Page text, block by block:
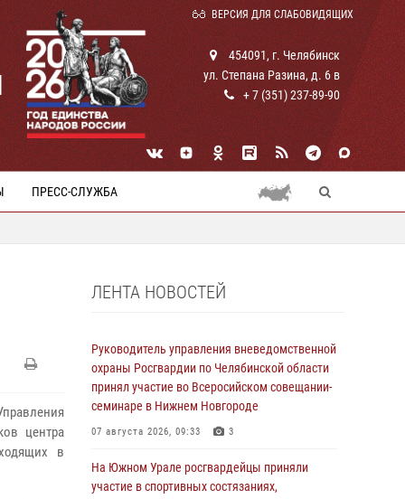
ВЕРСИЯ ДЛЯ СЛАБОВИДЯЩИХ
454091, г. Челябинск
ул. Степана Разина, д. 6 в
+ 7 (351) 237-89-90
ПРЕСС-СЛУЖБА
центра
в
ЛЕНТА НОВОСТЕЙ
Руководитель управления вневедомственной
охраны Росгвардии по Челябинской области
принял участие во Всеросийском совещании-
семинаре в Нижнем Новгороде
07 августа 2026, 09:33 3
На Южном Урале росгвардейцы приняли
участие в спортивных состязаниях,